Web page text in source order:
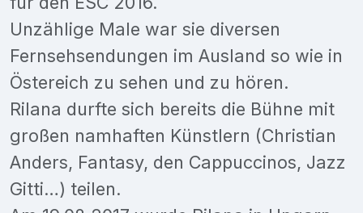
Unzählige Male war sie diversen
Fernsehsendungen im Ausland so wie in
Östereich zu sehen und zu hören.
Rilana durfte sich bereits die Bühne mit
großen namhaften Künstlern (Christian
Anders, Fantasy, den Cappuccinos, Jazz
Gitti…) teilen.